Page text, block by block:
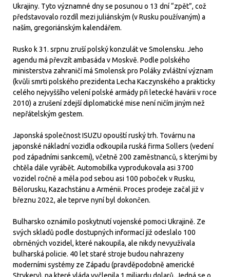
Ukrajiny. Tyto významné dny se posunou o 13 dní “zpět”, což
představovalo rozdíl mezi juliánským (v Rusku používaným) a
naším, gregoriánským kalendářem.
Rusko k 31. srpnu zruší polský konzulát ve Smolensku. Jeho
agendu má převzít ambasáda v Moskvě. Podle polského
ministerstva zahraničí má Smolensk pro Poláky zvláštní význam
(kvůli smrti polského prezidenta Lecha Kaczynského a prakticky
celého nejvyššího velení polské armády při letecké havárii v roce
2010) a zrušení zdejší diplomatické mise není ničím jiným než
nepřátelským gestem.
Japonská společnost ISUZU opouští ruský trh. Továrnu na
japonské nákladní vozidla odkoupila ruská firma Sollers (vedení
pod západními sankcemi), včetně 200 zaměstnanců, s kterými by
chtěla dále vyrábět. Automobilka vyprodukovala asi 3700
vozidel ročně a měla pod sebou asi 100 poboček v Rusku,
Bělorusku, Kazachstánu a Arménii. Proces prodeje začal již v
březnu 2022, ale teprve nyní byl dokončen.
Bulharsko oznámilo poskytnutí vojenské pomoci Ukrajině. Ze
svých skladů podle dostupných informací již odeslalo 100
obrněných vozidel, které nakoupila, ale nikdy nevyužívala
bulharská policie. 40 let staré stroje budou nahrazeny
moderními systémy ze Západu (pravděpodobně americké